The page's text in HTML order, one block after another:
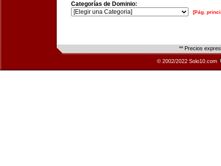
Categorías de Dominio:
[Pág.
** Precios
© 2002/2022 Solo10.com